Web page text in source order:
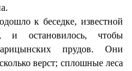
к беседке, известной
и остановилось, чтобы
прудов. Они
верст; сплошные леса